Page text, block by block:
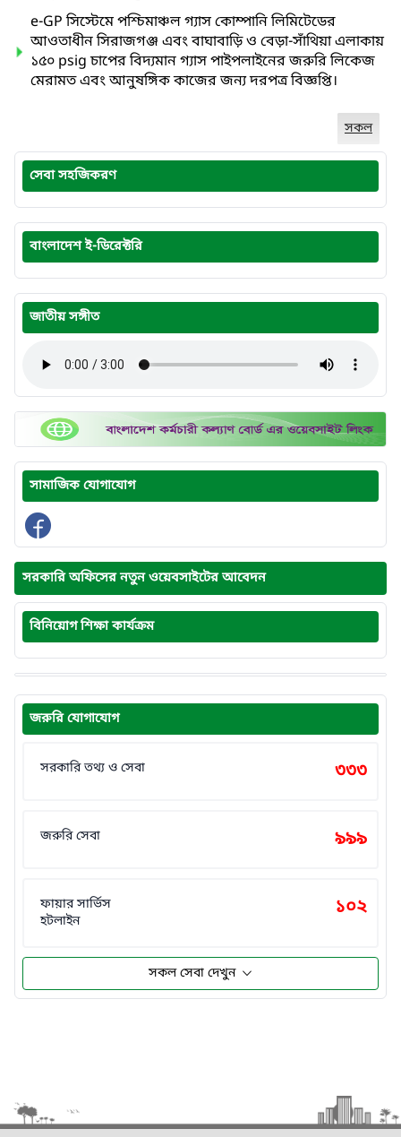
e-GP সিস্টেমে পশ্চিমাঞ্চল গ্যাস কোম্পানি লিমিটেডের
আওতাধীন সিরাজগঞ্জ এবং বাঘাবাড়ি ও বেড়া-সাঁথিয়া এলাকায়
১৫০ psig চাপের বিদ্যমান গ্যাস পাইপলাইনের জরুরি লিকেজ
মেরামত এবং আনুষঙ্গিক কাজের জন্য দরপত্র বিজ্ঞপ্তি।
সকল
সেবা সহজিকরণ
বাংলাদেশ ই-ডিরেক্টরি
জাতীয় সঙ্গীত
সামাজিক যোগাযোগ
সরকারি অফিসের নতুন ওয়েবসাইটের আবেদন
বিনিয়োগ শিক্ষা কার্যক্রম
জরুরি যোগাযোগ
সরকারি তথ্য ও সেবা ৩৩৩
জরুরি সেবা ৯৯৯
ফায়ার সার্ভিস
হটলাইন
১০২
সকল সেবা দেখুন